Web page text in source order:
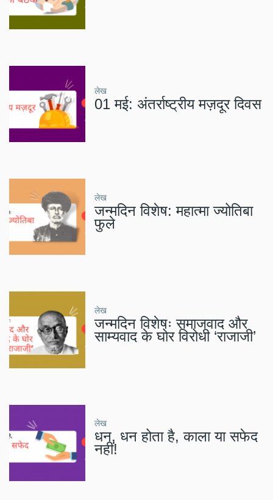
लेख
01 मई: अंतर्राष्ट्रीय मज़दूर दिवस
लेख
जन्मदिन विशेष: महात्मा ज्योतिबा
फुले
लेख
जन्मदिन विशेषः समाजवाद और
साम्यवाद के घोर विरोधी ‘राजाजी’
लेख
धन, धन होता है, काला या सफेद
नहीं!